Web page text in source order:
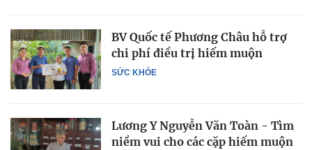
SỨC KHỎE
BV Quốc tế Phương Châu hỗ trợ
chi phí điều trị hiếm muộn
Lương Y Nguyễn Văn Toàn - Tìm
niềm vui cho các cặp hiếm muộn